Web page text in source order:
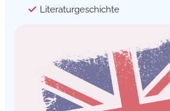
Literaturgeschichte